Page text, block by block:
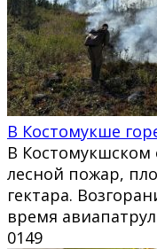
В Костомукше
В Костомукшском
лесной пожар,
гектара.
время
0149